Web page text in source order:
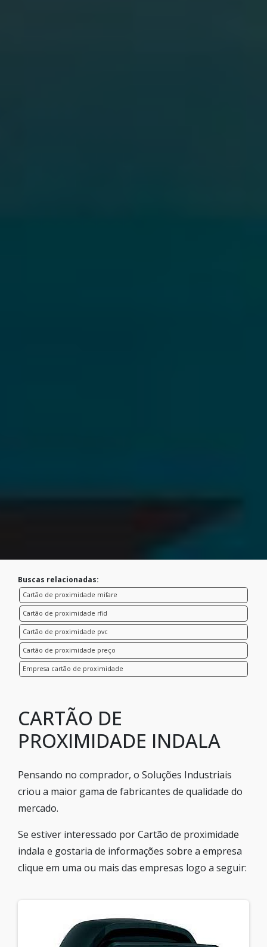
Buscas relacionadas:
Cartão de proximidade mifare
Cartão de proximidade rfid
Cartão de proximidade pvc
Cartão de proximidade preço
Empresa cartão de proximidade
CARTÃO DE
PROXIMIDADE INDALA
Pensando no comprador, o Soluções Industriais
criou a maior gama de fabricantes de qualidade do
mercado.
Se estiver interessado por Cartão de proximidade
indala e gostaria de informações sobre a empresa
clique em uma ou mais das empresas logo a seguir: